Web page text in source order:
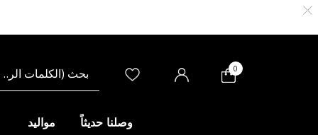
0
وصلنا حديثاً مواليد